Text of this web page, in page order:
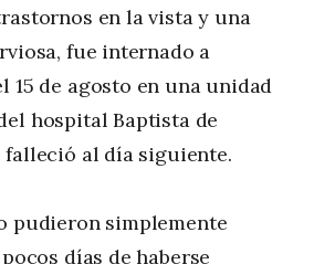
en la vista y una
fue internado a
15 de agosto en una unidad
hospital Baptista de
falleció al día siguiente.
pudieron simplemente
días de haberse